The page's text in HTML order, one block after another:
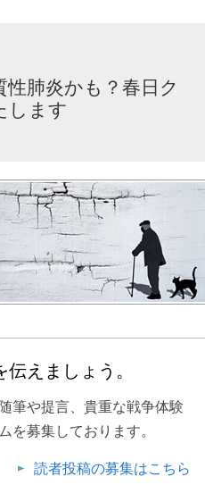
肺炎かも？春日ク
します
えましょう。
筆や提言、貴重な戦争体験
を募集しております。
読者投稿の募集はこちら